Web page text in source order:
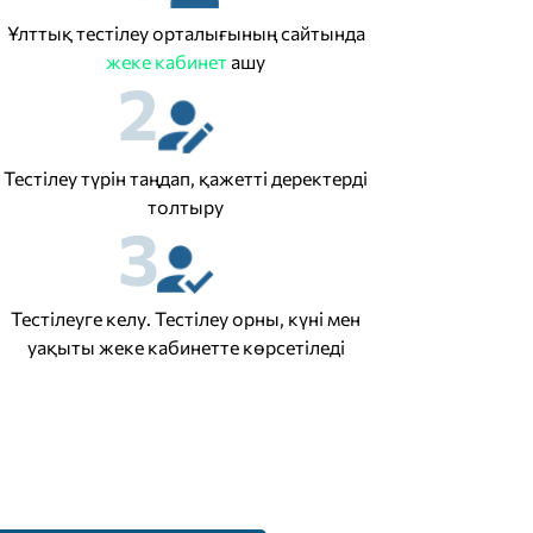
Ұлттық тестілеу орталығының сайтында
жеке кабинет ашу
2
Тестілеу түрін таңдап, қажетті деректерді
толтыру
3
Тестілеуге келу. Тестілеу орны, күні мен
уақыты жеке кабинетте көрсетіледі